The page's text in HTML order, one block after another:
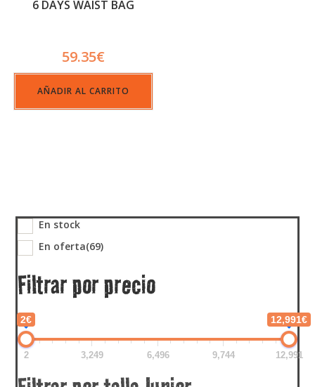
6 DAYS WAIST BAG
59.35€
AÑADIR AL CARRITO
En stock
En oferta(69)
Filtrar por precio
2€ 12,991€
2 3,249 6,496 9,744 12,991